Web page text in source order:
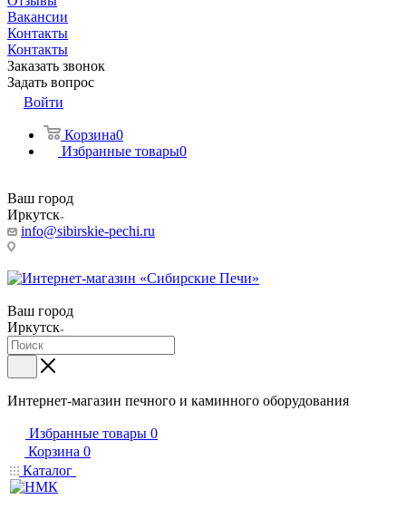
Вакансии
Контакты
Контакты
Заказать звонок
Задать вопрос
Войти
Корзина0
Избранные товары0
Ваш город
Иркутск
info@sibirskie-pechi.ru
Ваш город
Иркутск
Интернет-магазин печного и каминного оборудования
Избранные товары 0
Корзина 0
Каталог